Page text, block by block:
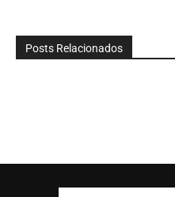
Posts Relacionados